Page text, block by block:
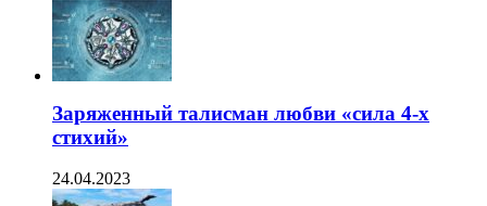
Заряженный талисман любви «сила 4-х
стихий»
24.04.2023